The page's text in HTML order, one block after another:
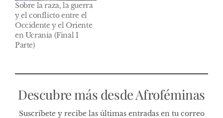
Sobre la raza, la guerra
y el conflicto entre el
Occidente y el Oriente
en Ucrania (Final I
Parte)
Descubre más desde Afroféminas
Suscríbete y recibe las últimas entradas en tu correo